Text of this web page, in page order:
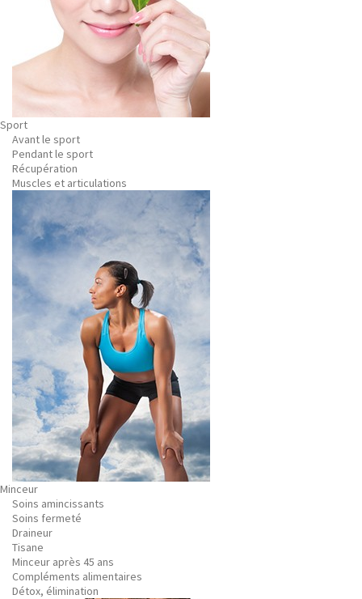
Sport
Avant le sport
Pendant le sport
Récupération
Muscles et articulations
Minceur
Soins amincissants
Soins fermeté
Draineur
Tisane
Minceur après 45 ans
Compléments alimentaires
Détox, élimination